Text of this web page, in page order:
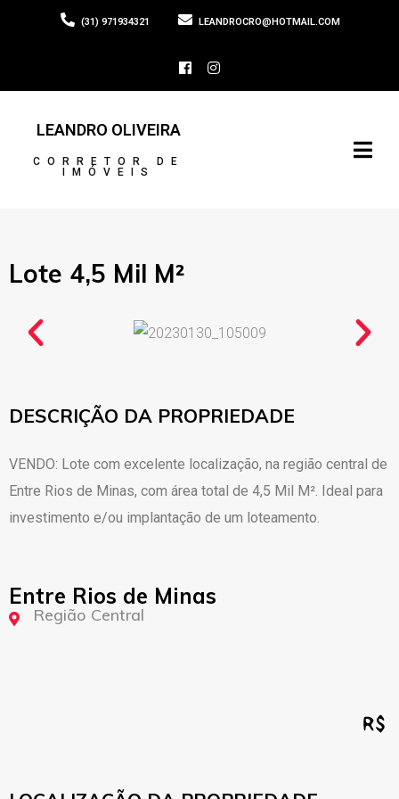
(31) 971934321 LEANDROCRO@HOTMAIL.COM
LEANDRO OLIVEIRA
CORRETOR DE
IMÓVEIS
Lote 4,5 Mil M²
DESCRIÇÃO DA PROPRIEDADE
VENDO: Lote com excelente localização, na região central de
Entre Rios de Minas, com área total de 4,5 Mil M². Ideal para
investimento e/ou implantação de um loteamento.
Entre Rios de Minas
Região Central